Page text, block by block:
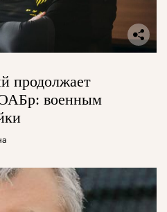
продолжает
военным